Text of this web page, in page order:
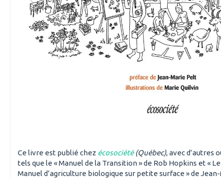
Ce livre est publié chez écosociété(Québec), avec d’autres
tels que le « Manuel de la Transition » de Rob Hopkins et «
Manuel d’agriculture biologique sur petite surface » de